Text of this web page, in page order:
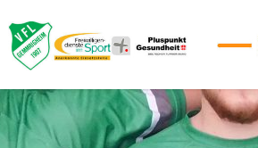
Inhalt
springen